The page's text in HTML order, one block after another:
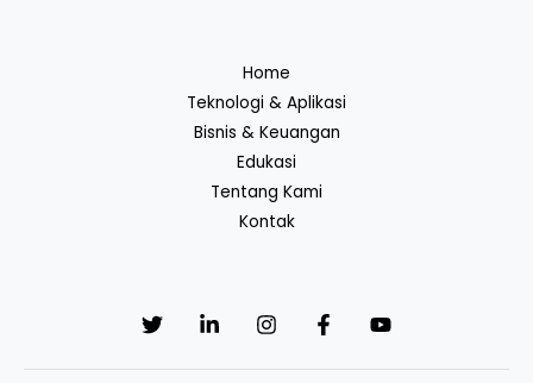
Home
Teknologi & Aplikasi
Bisnis & Keuangan
Edukasi
Tentang Kami
Kontak